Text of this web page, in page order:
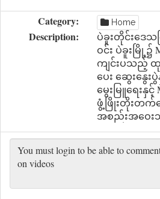
Category: Home
Description:
ပဲခူးတိုင်းဒေသ
ဝင်း ပဲခူးမြို့၌
ကျင်းပသည့်
ပေး ဆွေးနွေး
မွေးမြူရေးနှင့်
ဖွံ့ဖြိုးတိုးတက်
အစည်းအဝေ